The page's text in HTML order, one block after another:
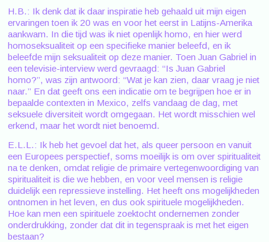
H.B.: Ik denk dat ik daar inspiratie heb gehaald uit mijn eigen
ervaringen toen ik 20 was en voor het eerst in Latijns-Amerika
aankwam. In die tijd was ik niet openlijk homo, en hier werd
homoseksualiteit op een specifieke manier beleefd, en ik
beleefde mijn seksualiteit op deze manier. Toen Juan Gabriel in
een televisie-interview werd gevraagd: “Is Juan Gabriel
homo?”, was zijn antwoord: “Wat je kan zien, daar vraag je niet
naar.” En dat geeft ons een indicatie om te begrijpen hoe er in
bepaalde contexten in Mexico, zelfs vandaag de dag, met
seksuele diversiteit wordt omgegaan. Het wordt misschien wel
erkend, maar het wordt niet benoemd.
E.L.L.: Ik heb het gevoel dat het, als queer persoon en vanuit
een Europees perspectief, soms moeilijk is om over spiritualiteit
na te denken, omdat religie de primaire vertegenwoordiging van
spiritualiteit is die we hebben, en voor veel mensen is religie
duidelijk een repressieve instelling. Het heeft ons mogelijkheden
ontnomen in het leven, en dus ook spirituele mogelijkheden.
Hoe kan men een spirituele zoektocht ondernemen zonder
onderdrukking, zonder dat dit in tegenspraak is met het eigen
bestaan?